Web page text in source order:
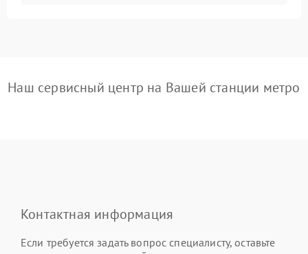
Наш сервисный центр на Вашей станции метро
Контактная информация
Если требуется задать вопрос специалисту, оставьте